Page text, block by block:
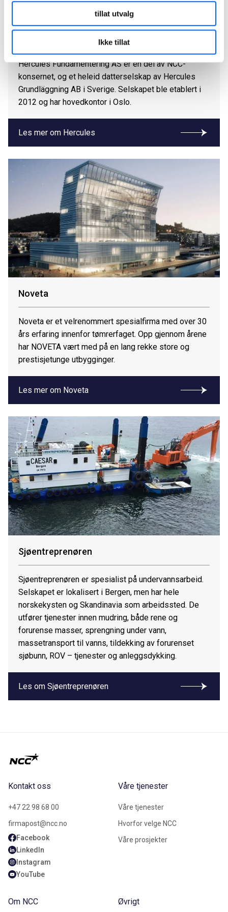
tillat utvalg
Ikke tillat
Hercules Fundamentering AS er en del av NCC-
konsernet, og et heleid datterselskap av Hercules
Grundläggning AB i Sverige. Selskapet ble etablert i
2012 og har hovedkontor i Oslo.
Les mer om Hercules
Noveta
Noveta er et velrenommert spesialfirma med over 30
års erfaring innenfor tømrerfaget. Opp gjennom årene
har NOVETA vært med på en lang rekke store og
prestisjetunge utbygginger.
Les mer om Noveta
Sjøentreprenøren
Sjøentreprenøren er spesialist på undervannsarbeid.
Selskapet er lokalisert i Bergen, men har hele
norskekysten og Skandinavia som arbeidssted. De
utfører tjenester innen mudring, både rene og
forurense masser, sprengning under vann,
massetransport til vanns, tildekking av forurenset
sjøbunn, ROV – tjenester og anleggsdykking.
Les om Sjøentreprenøren
Kontakt oss
+47 22 98 68 00
firmapost@ncc.no
Facebook
LinkedIn
Instagram
YouTube
Våre tjenester
Våre tjenester
Hvorfor velge NCC
Våre prosjekter
Om NCC Øvrigt